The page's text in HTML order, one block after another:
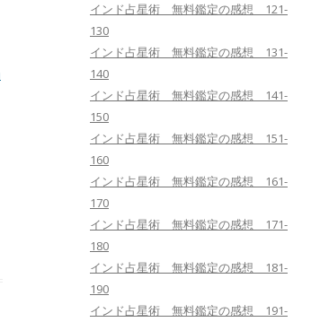
インド占星術 無料鑑定の感想 121-
130
インド占星術 無料鑑定の感想 131-
140
インド占星術 無料鑑定の感想 141-
150
インド占星術 無料鑑定の感想 151-
160
インド占星術 無料鑑定の感想 161-
170
インド占星術 無料鑑定の感想 171-
180
インド占星術 無料鑑定の感想 181-
190
インド占星術 無料鑑定の感想 191-